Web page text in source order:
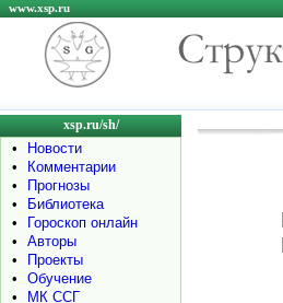
www.xsp.ru
xsp.ru/sh/
•
Новости
•
Комментарии
•
Прогнозы
•
Библиотека
•
Гороскоп онлайн
•
Авторы
•
Проекты
•
Обучение
•
МК ССГ